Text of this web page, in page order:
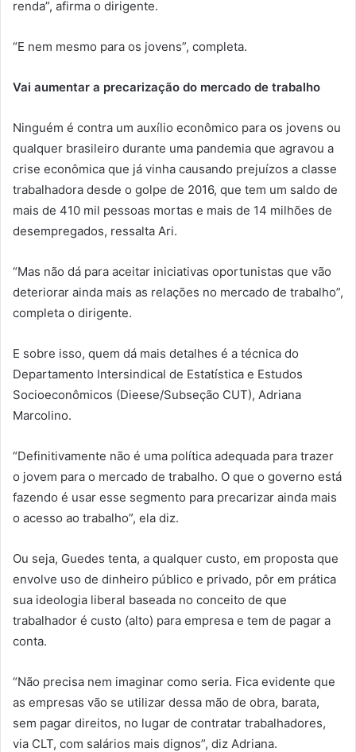
renda”, afirma o dirigente.
“E nem mesmo para os jovens”, completa.
Vai aumentar a precarização do mercado de trabalho
Ninguém é contra um auxílio econômico para os jovens ou
qualquer brasileiro durante uma pandemia que agravou a
crise econômica que já vinha causando prejuízos a classe
trabalhadora desde o golpe de 2016, que tem um saldo de
mais de 410 mil pessoas mortas e mais de 14 milhões de
desempregados, ressalta Ari.
“Mas não dá para aceitar iniciativas oportunistas que vão
deteriorar ainda mais as relações no mercado de trabalho”,
completa o dirigente.
E sobre isso, quem dá mais detalhes é a técnica do
Departamento Intersindical de Estatística e Estudos
Socioeconômicos (Dieese/Subseção CUT), Adriana
Marcolino.
“Definitivamente não é uma política adequada para trazer
o jovem para o mercado de trabalho. O que o governo está
fazendo é usar esse segmento para precarizar ainda mais
o acesso ao trabalho”, ela diz.
Ou seja, Guedes tenta, a qualquer custo, em proposta que
envolve uso de dinheiro público e privado, pôr em prática
sua ideologia liberal baseada no conceito de que
trabalhador é custo (alto) para empresa e tem de pagar a
conta.
“Não precisa nem imaginar como seria. Fica evidente que
as empresas vão se utilizar dessa mão de obra, barata,
sem pagar direitos, no lugar de contratar trabalhadores,
via CLT, com salários mais dignos”, diz Adriana.